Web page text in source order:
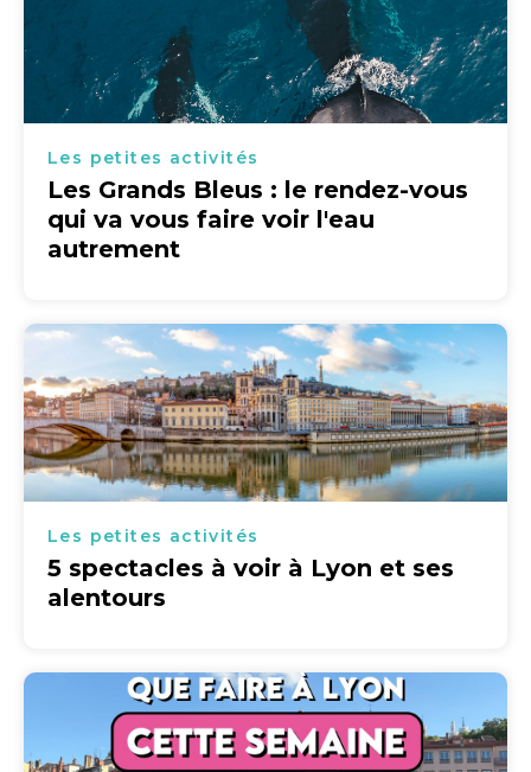
Les petites activités
Les Grands Bleus : le rendez-vous
qui va vous faire voir l'eau
autrement
Les petites activités
5 spectacles à voir à Lyon et ses
alentours